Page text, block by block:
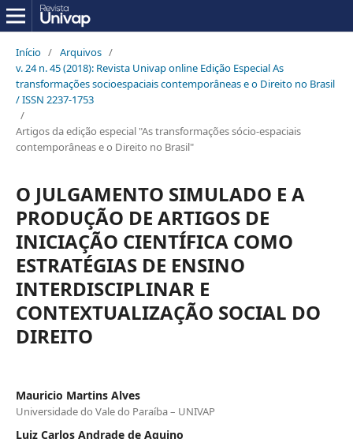
Início / Arquivos /
v. 24 n. 45 (2018): Revista Univap online Edição Especial As
transformações socioespaciais contemporâneas e o Direito no Brasil
/ ISSN 2237-1753
/
Artigos da edição especial "As transformações sócio-espaciais
contemporâneas e o Direito no Brasil"
O JULGAMENTO SIMULADO E A
PRODUÇÃO DE ARTIGOS DE
INICIAÇÃO CIENTÍFICA COMO
ESTRATÉGIAS DE ENSINO
INTERDISCIPLINAR E
CONTEXTUALIZAÇÃO SOCIAL DO
DIREITO
Mauricio Martins Alves
Universidade do Vale do Paraíba – UNIVAP
Luiz Carlos Andrade de Aquino